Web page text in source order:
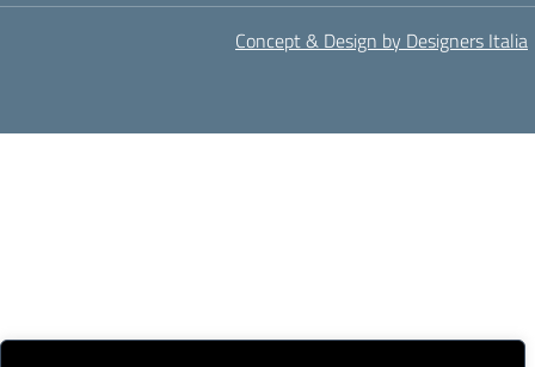
Concept & Design by Designers Italia